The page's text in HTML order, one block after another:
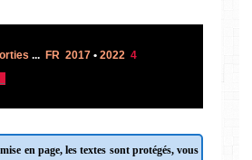
... FR 2017 • 2022 4
en page, les textes sont protégés, vous